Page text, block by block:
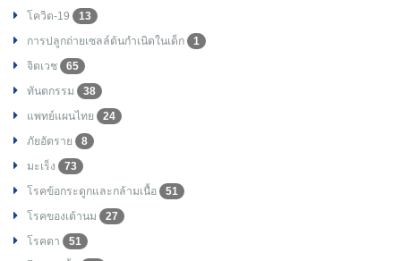
โควิด-19
13
การปลูกถ่ายเซลล์ต้นกำเนิดในเด็ก
1
จิตเวช
65
ทันตกรรม
38
แพทย์แผนไทย
24
ภัยอัตราย
8
มะเร็ง
73
โรคข้อกระดูกและกล้ามเนื้อ
51
โรคของเต้านม
27
โรคตา
51